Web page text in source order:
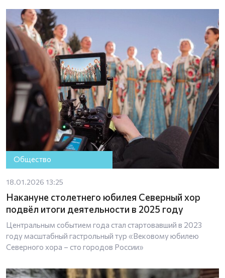
Общество
18.01.2026 13:25
Накануне столетнего юбилея Северный хор
подвёл итоги деятельности в 2025 году
Центральным событием года стал стартовавший в 2023
году масштабный гастрольный тур «Вековому юбилею
Северного хора – сто городов России»